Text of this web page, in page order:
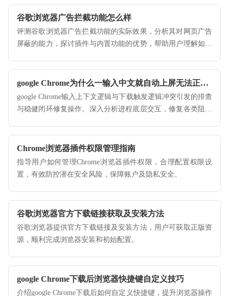
谷歌浏览器广告拦截功能怎么样
评测谷歌浏览器广告拦截功能的实际效果，分析其对网页广告
屏蔽的能力，探讨插件与内置功能的优势，帮助用户理解如何
google Chrome为什么一输入中文就自动上屏无法正常下载
google Chrome输入上下文逻辑与下载触发逻辑冲突引发的排查
与稳健闭环修复操作。深入分析进程底层交互，修复各类阻断
Chrome浏览器插件权限管理指南
指导用户如何管理Chrome浏览器插件权限，合理配置权限设
置，有效防控潜在安全风险，保障账户及隐私安全。
谷歌浏览器官方下载链接获取及安装方法
谷歌浏览器提供官方下载链接及安装方法，用户可获取正版资
源，顺利完成浏览器安装和初始配置。
google Chrome下载后浏览器快捷键自定义技巧
介绍google Chrome下载后如何自定义快捷键，提升浏览器操作